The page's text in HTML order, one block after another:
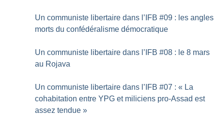
Un communiste libertaire dans l’IFB #09 : les angles
morts du confédéralisme démocratique
Un communiste libertaire dans l’IFB #08 : le 8 mars
au Rojava
Un communiste libertaire dans l’IFB #07 : « La
cohabitation entre YPG et miliciens pro-Assad est
assez tendue »